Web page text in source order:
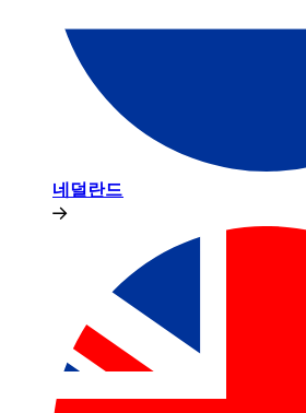
네덜란드​​